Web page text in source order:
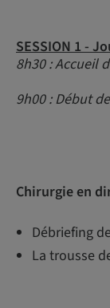
SESSION 1 -
8h30 : Accueil
9h00 : Début
Chirurgie en
Débriefing
La trousse